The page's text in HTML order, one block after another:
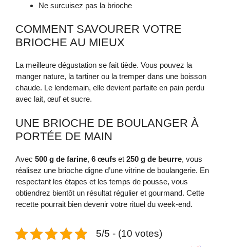
Ne surcuisez pas la brioche
COMMENT SAVOURER VOTRE
BRIOCHE AU MIEUX
La meilleure dégustation se fait tiède. Vous pouvez la
manger nature, la tartiner ou la tremper dans une boisson
chaude. Le lendemain, elle devient parfaite en pain perdu
avec lait, œuf et sucre.
UNE BRIOCHE DE BOULANGER À
PORTÉE DE MAIN
Avec 500 g de farine, 6 œufs et 250 g de beurre, vous
réalisez une brioche digne d’une vitrine de boulangerie. En
respectant les étapes et les temps de pousse, vous
obtiendrez bientôt un résultat régulier et gourmand. Cette
recette pourrait bien devenir votre rituel du week‑end.
5/5 - (10 votes)